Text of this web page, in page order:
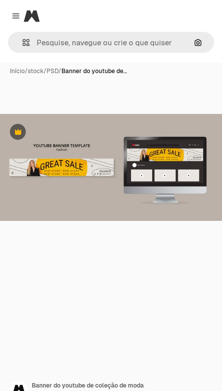
Close menu
Magnific
Início/stock/PSD/Banner do youtube de…
Premium
Banner do youtube de coleção de moda